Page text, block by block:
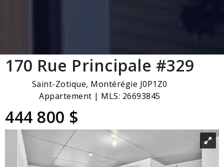
170 Rue Principale #329
Saint-Zotique, Montérégie J0P1Z0
Appartement | MLS: 26693845
444 800 $